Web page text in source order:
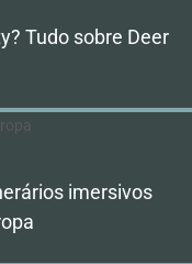
Tudo sobre Deer
imersivos